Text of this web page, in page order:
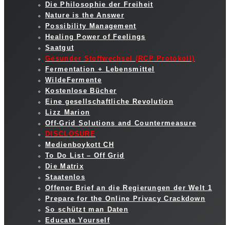
Die Philosophie der Freiheit
Nature is the Answer
Possibility Management
Healing Power of Feelings
Saatgut
Gesunder Stoffwechsel (RCP Protokoll)
Fermentation + Lebensmittel
WildeFermente
Kostenlose Bücher
Eine gesellschaftliche Revolution
Lizz Marion
Off-Grid Solutions and Countermeasure
DISCLOSURE
Medienboykott CH
To Do List – Off Grid
Die Matrix
Staatenlos
Offener Brief an die Regierungen der Welt 1
Prepare for the Online Privacy Crackdown
So schützt man Daten
Educate Yourself